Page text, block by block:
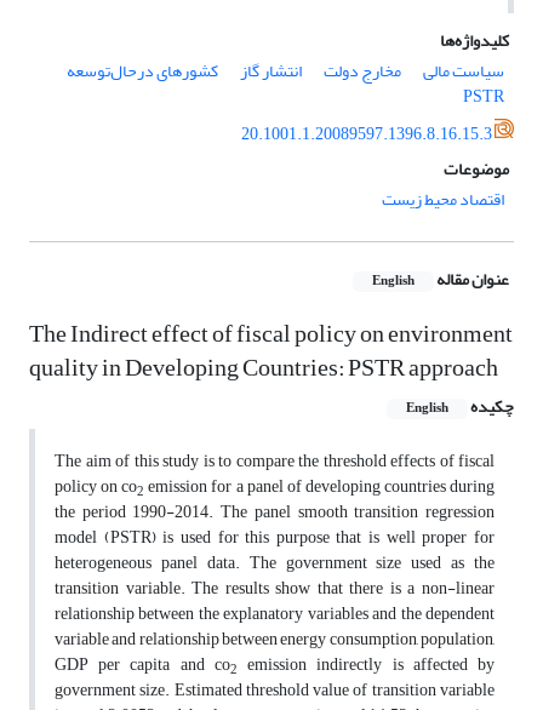
کلیدواژه‌ها
سیاست مالی
مخارج دولت انتشار گاز کشورهای درحال‌توسعه
PSTR
20.1001.1.20089597.1396.8.16.15.3
موضوعات
اقتصاد محیط زیست
عنوان مقاله English
The Indirect effect of fiscal policy on environment
quality in Developing Countries: PSTR approach
چکیده English
The aim of this study is to compare the threshold effects of fiscal
policy on co2 emission for a panel of developing countries during
the period 1990-2014. The panel smooth transition regression
model (PSTR) is used for this purpose that is well proper for
heterogeneous panel data. The government size used as the
transition variable. The results show that there is a non-linear
relationship between the explanatory variables and the dependent
variable and relationship between energy consumption, population,
GDP per capita and co2 emission indirectly is affected by
government size. Estimated threshold value of transition variable